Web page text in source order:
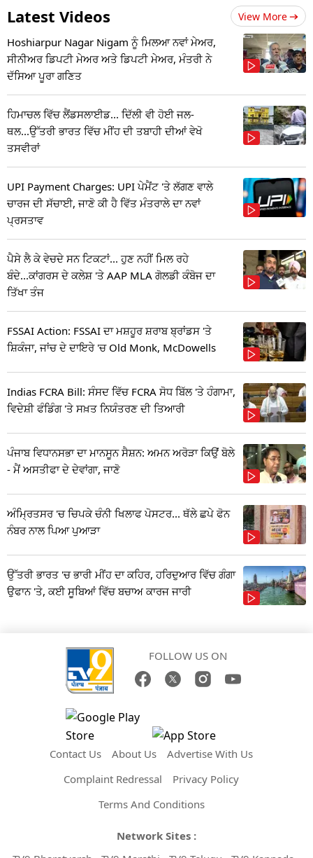
Latest Videos View More
Hoshiarpur Nagar Nigam ਨੂੰ ਮਿਲਆ ਨਵਾਂ ਮੇਅਰ,
ਸੀਨੀਅਰ ਡਿਪਟੀ ਮੇਅਰ ਅਤੇ ਡਿਪਟੀ ਮੇਅਰ, ਮੰਤਰੀ ਨੇ
ਦੱਸਿਆ ਪੂਰਾ ਗਣਿਤ
ਹਿਮਾਚਲ ਵਿੱਚ ਲੈਂਡਸਲਾਈਡ... ਦਿੱਲੀ ਵੀ ਹੋਈ ਜਲ-
ਥਲ...ਉੱਤਰੀ ਭਾਰਤ ਵਿੱਚ ਮੀਂਹ ਦੀ ਤਬਾਹੀ ਦੀਆਂ ਵੇਖੋ
ਤਸਵੀਰਾਂ
UPI Payment Charges: UPI ਪੇਮੈਂਟ 'ਤੇ ਲੱਗਣ ਵਾਲੇ
ਚਾਰਜ ਦੀ ਸੱਚਾਈ, ਜਾਣੋ ਕੀ ਹੈ ਵਿੱਤ ਮੰਤਰਾਲੇ ਦਾ ਨਵਾਂ
ਪ੍ਰਸਤਾਵ
ਪੈਸੇ ਲੈ ਕੇ ਵੇਚਦੇ ਸਨ ਟਿਕਟਾਂ... ਹੁਣ ਨਹੀਂ ਮਿਲ ਰਹੇ
ਬੰਦੇ...ਕਾਂਗਰਸ ਦੇ ਕਲੇਸ਼ 'ਤੇ AAP MLA ਗੋਲਡੀ ਕੰਬੋਜ ਦਾ
ਤਿੱਖਾ ਤੰਜ
FSSAI Action: FSSAI ਦਾ ਮਸ਼ਹੂਰ ਸ਼ਰਾਬ ਬ੍ਰਾਂਡਸ 'ਤੇ
ਸ਼ਿਕੰਜਾ, ਜਾਂਚ ਦੇ ਦਾਇਰੇ 'ਚ Old Monk, McDowells
Indias FCRA Bill: ਸੰਸਦ ਵਿੱਚ FCRA ਸੋਧ ਬਿੱਲ 'ਤੇ ਹੰਗਾਮਾ,
ਵਿਦੇਸ਼ੀ ਫੰਡਿੰਗ 'ਤੇ ਸਖ਼ਤ ਨਿਯੰਤਰਣ ਦੀ ਤਿਆਰੀ
ਪੰਜਾਬ ਵਿਧਾਨਸਭਾ ਦਾ ਮਾਨਸੂਨ ਸੈਸ਼ਨ: ਅਮਨ ਅਰੋੜਾ ਕਿਉਂ ਬੋਲੇ
- ਮੈਂ ਅਸਤੀਫਾ ਦੇ ਦੇਵਾਂਗਾ, ਜਾਣੋ
ਅੰਮ੍ਰਿਤਸਰ 'ਚ ਚਿਪਕੇ ਚੰਨੀ ਖਿਲਾਫ ਪੋਸਟਰ... ਥੱਲੇ ਛਪੇ ਫੋਨ
ਨੰਬਰ ਨਾਲ ਪਿਆ ਪੁਆੜਾ
ਉੱਤਰੀ ਭਾਰਤ 'ਚ ਭਾਰੀ ਮੀਂਹ ਦਾ ਕਹਿਰ, ਹਰਿਦੁਆਰ ਵਿੱਚ ਗੰਗਾ
ਉਫਾਨ 'ਤੇ, ਕਈ ਸੂਬਿਆਂ ਵਿੱਚ ਬਚਾਅ ਕਾਰਜ ਜਾਰੀ
FOLLOW US ON
Contact Us About Us
Advertise With Us
Complaint Redressal
Privacy Policy
Terms And Conditions
Network Sites :